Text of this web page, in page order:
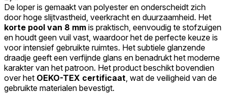
De loper is gemaakt van polyester en onderscheidt zich
door hoge slijtvastheid, veerkracht en duurzaamheid. Het
korte pool van 8 mm is praktisch, eenvoudig te stofzuigen
en houdt geen vuil vast, waardoor het de perfecte keuze is
voor intensief gebruikte ruimtes. Het subtiele glanzende
draadje geeft een verfijnde glans en benadrukt het moderne
karakter van het patroon. Het product beschikt bovendien
over het OEKO-TEX certificaat, wat de veiligheid van de
gebruikte materialen bevestigt.